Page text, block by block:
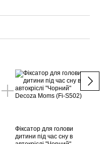
Фіксатор для голови
дитини під час сну в